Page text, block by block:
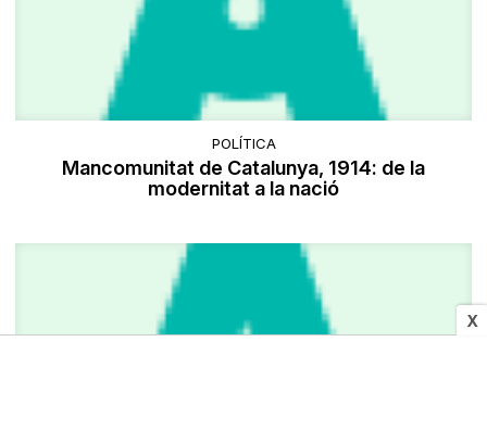
X
POLÍTICA
Mancomunitat de Catalunya, 1914: de la
modernitat a la nació